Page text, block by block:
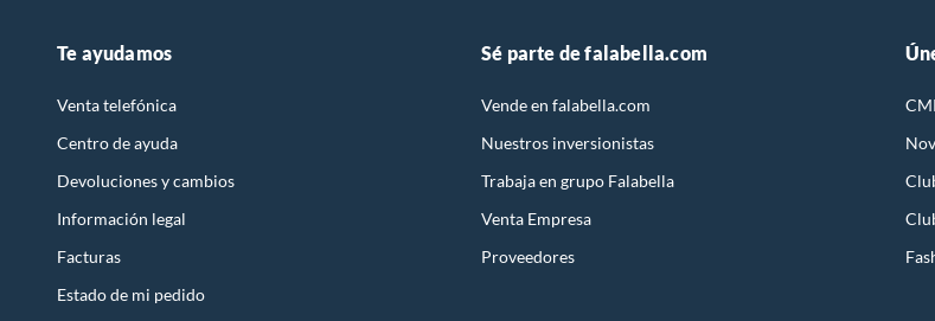
Te ayudamos
Venta telefónica
Centro de ayuda
Devoluciones y cambios
Información legal
Facturas
Estado de mi pedido
Sé parte de falabella.com
Vende en falabella.com
Nuestros inversionistas
Trabaja en grupo Falabella
Venta Empresa
Proveedores